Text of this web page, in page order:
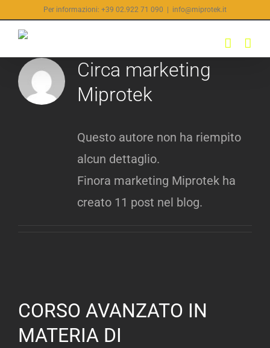
contenuto
Per informazioni: +39 02.922 71 090 info@miprotek.it
Circa marketing
Miprotek
Questo autore non ha riempito
alcun dettaglio.
Finora marketing Miprotek ha
creato 11 post nel blog.
CORSO AVANZATO IN
MATERIA DI